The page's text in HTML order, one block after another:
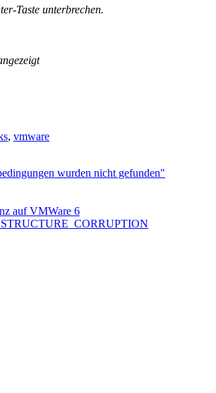
Taste unterbrechen.
, vmware
wurden nicht gefunden"
auf VMWare 6